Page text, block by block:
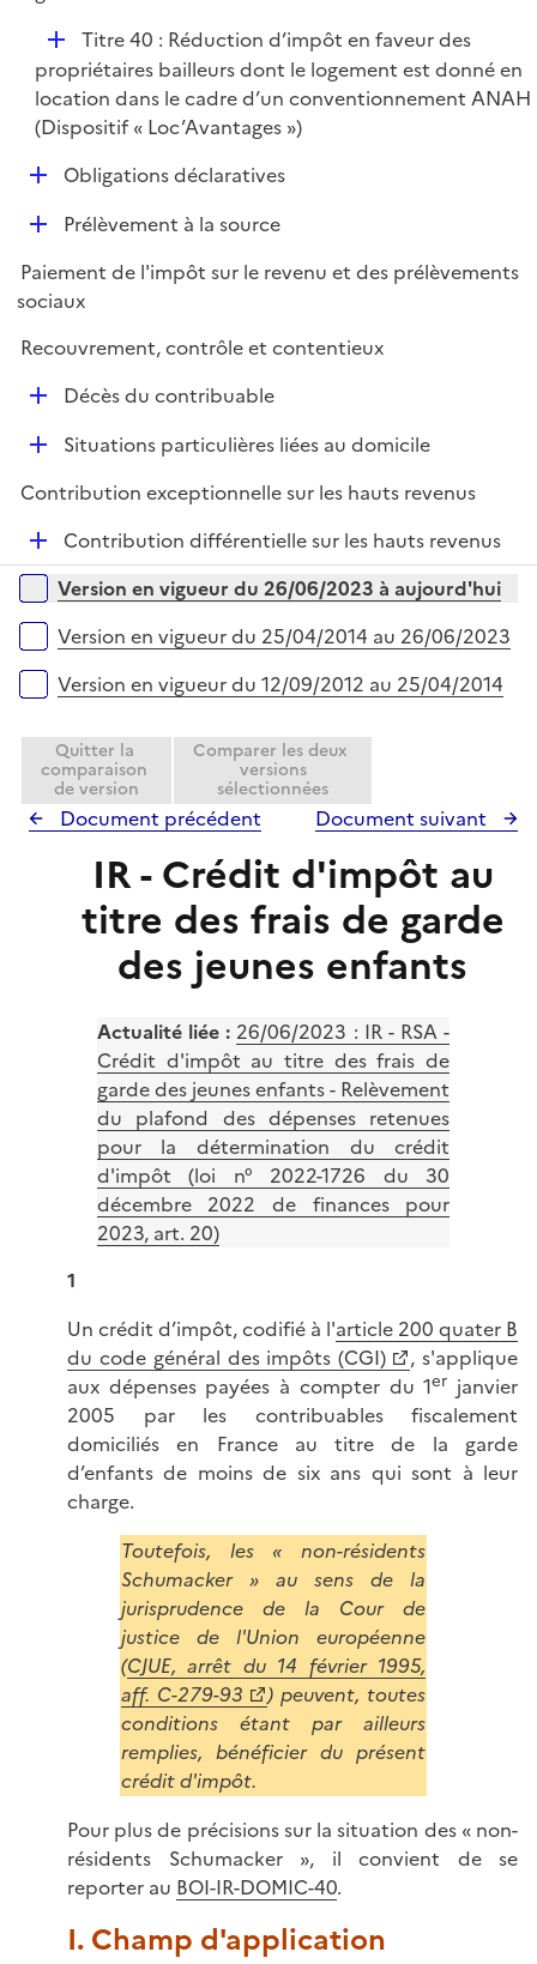
D
é
p
l
e
r
Titre 40 : Réduction d’impôt en faveur des
propriétaires bailleurs dont le logement est donné en
location dans le cadre d’un conventionnement ANAH
(Dispositif « Loc’Avantages »)
D
i
e
r
Obligations déclaratives
D
p
l
i
Prélèvement à la source
Paiement de l'impôt sur le revenu et des prélèvements
sociaux
Recouvrement, contrôle et contentieux
D
i
r
Décès du contribuable
D
p
i
e
Situations particulières liées au domicile
Contribution exceptionnelle sur les hauts revenus
D
é
p
e
Contribution différentielle sur les hauts revenus
Versions sur la période
Version en vigueur du 26/06/2023 à aujourd'hui
Version en vigueur du 25/04/2014 au 26/06/2023
Version en vigueur du 12/09/2012 au 25/04/2014
Quitter la
comparaison
de version
Comparer les deux
versions
sélectionnées
Document précédent Document suivant
IR - Crédit d'impôt au
titre des frais de garde
des jeunes enfants
Actualité liée : 26/06/2023 : IR - RSA -
Crédit d'impôt au titre des frais de
garde des jeunes enfants - Relèvement
du plafond des dépenses retenues
pour la détermination du crédit
d'impôt (loi n° 2022-1726 du 30
décembre 2022 de finances pour
2023, art. 20)
1
Un crédit d’impôt, codifié à l'article 200 quater B
du code général des impôts (CGI)
, s'applique
aux dépenses payées à compter du 1er janvier
2005 par les contribuables fiscalement
domiciliés en France au titre de la garde
d’enfants de moins de six ans qui sont à leur
charge.
Toutefois, les « non-résidents
Schumacker » au sens de la
jurisprudence de la Cour de
justice de l'Union européenne
(CJUE, arrêt du 14 février 1995,
aff. C-279-93
) peuvent, toutes
conditions étant par ailleurs
remplies, bénéficier du présent
crédit d'impôt.
Pour plus de précisions sur la situation des « non-
résidents Schumacker », il convient de se
reporter au BOI-IR-DOMIC-40.
I. Champ d'application